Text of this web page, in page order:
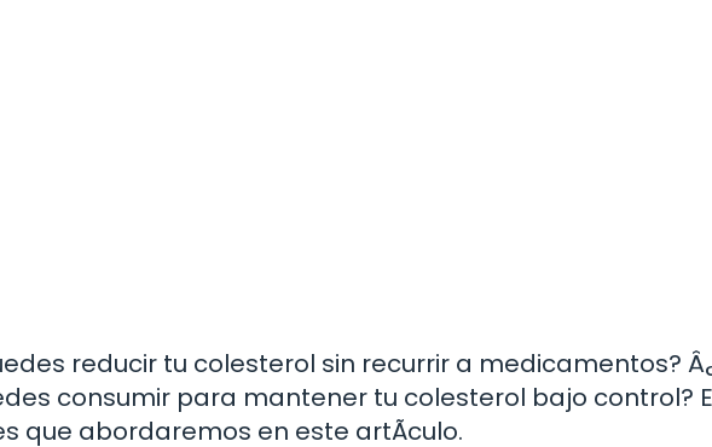
reducir tu colesterol sin recurrir a medicamentos?
consumir para mantener tu colesterol bajo control?
que abordaremos en este artÃ­culo.